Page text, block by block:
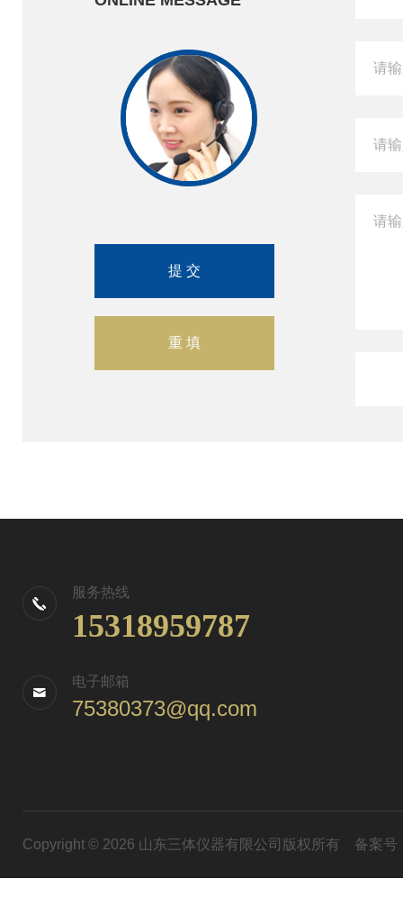
服务热线
15318959787
电子邮箱
75380373@qq.com
Copyright © 2026 山东三体仪器有限公司版权所有 备案号